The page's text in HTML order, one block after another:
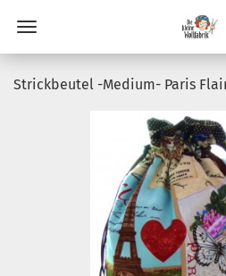
Strickbeutel -Medium- Paris